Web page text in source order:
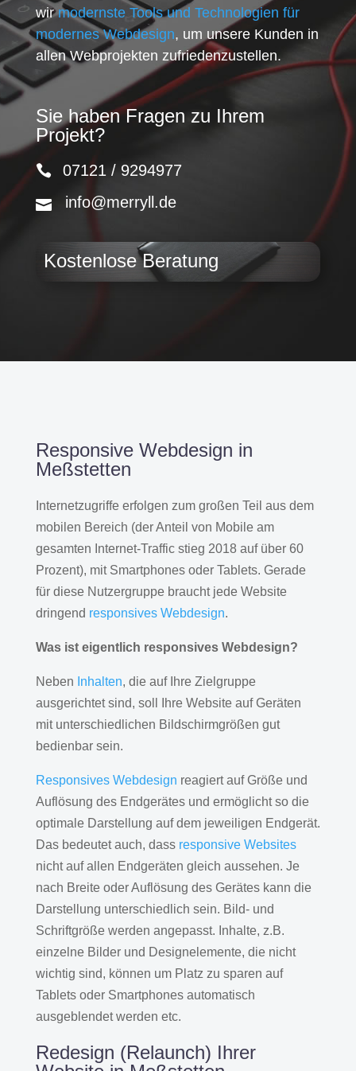
wirmodernste Tools und Technologien für
modernes Webdesign, um unsere Kunden in
allen Webprojekten zufriedenzustellen.
Sie haben Fragen zu Ihrem
Projekt?
07121 / 9294977
info@merryll.de
Kostenlose Beratung
Responsive Webdesign in
Meßstetten
Internetzugriffe erfolgen zum großen Teil aus dem
mobilen Bereich (der Anteil von Mobile am
gesamten Internet-Traffic stieg 2018 auf über 60
Prozent), mit Smartphones oder Tablets. Gerade
für diese Nutzergruppe braucht jede Website
dringend responsives Webdesign.
Was ist eigentlich responsives Webdesign?
Neben Inhalten, die auf Ihre Zielgruppe
ausgerichtet sind, soll Ihre Website auf Geräten
mit unterschiedlichen Bildschirmgrößen gut
bedienbar sein.
Responsives Webdesign reagiert auf Größe und
Auflösung des Endgerätes und ermöglicht so die
optimale Darstellung auf dem jeweiligen Endgerät.
Das bedeutet auch, dass responsive Websites
nicht auf allen Endgeräten gleich aussehen. Je
nach Breite oder Auflösung des Gerätes kann die
Darstellung unterschiedlich sein. Bild- und
Schriftgröße werden angepasst. Inhalte, z.B.
einzelne Bilder und Designelemente, die nicht
wichtig sind, können um Platz zu sparen auf
Tablets oder Smartphones automatisch
ausgeblendet werden etc.
Redesign (Relaunch) Ihrer